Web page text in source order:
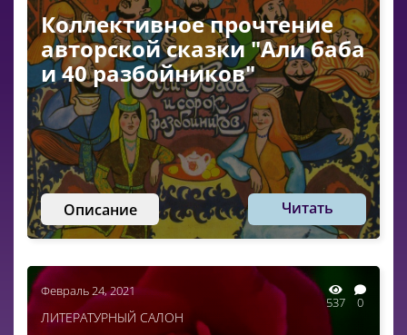
Коллективное прочтение
авторской сказки "Али баба
и 40 разбойников"
Описание Читать
Февраль 24, 2021
537 0
ЛИТЕРАТУРНЫЙ САЛОН